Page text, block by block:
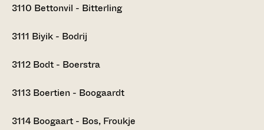
3110 Bettonvil - Bitterling
3111 Biyik - Bodrij
3112 Bodt - Boerstra
3113 Boertien - Boogaardt
3114 Boogaart - Bos, Froukje